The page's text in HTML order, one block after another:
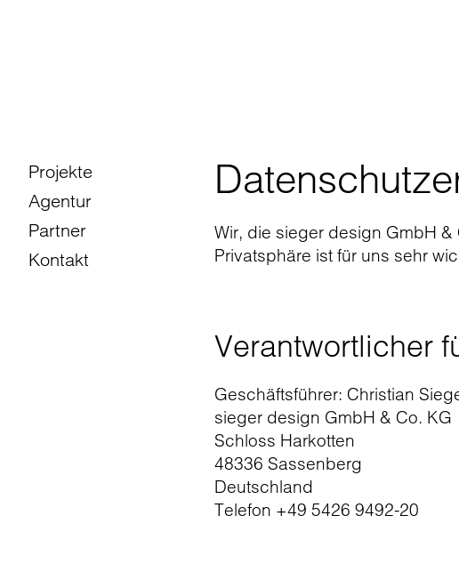
Projekte
Agentur
Partner
Kontakt
Wir, die sieger design GmbH
Privatsphäre ist für uns sehr
Verantwortlicher
Geschäftsführer: Christian
sieger design GmbH & Co. KG
Schloss Harkotten
48336 Sassenberg
Deutschland
Telefon +49 5426 9492-20